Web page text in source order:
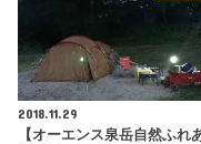
2018.11.29
【オーエンス泉岳自然ふれ